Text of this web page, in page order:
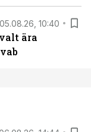
05.08.26, 10:40
ära